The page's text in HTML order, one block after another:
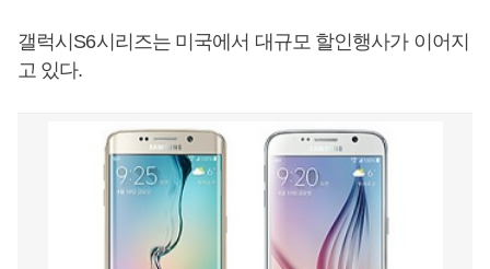
갤럭시S6시리즈는 미국에서 대규모 할인행사가 이어지
고 있다.